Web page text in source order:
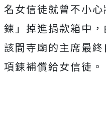
名女信徒就曾不小
鍊」掉進捐款箱中，
該間寺廟的主席最
項鍊補償給女信徒。